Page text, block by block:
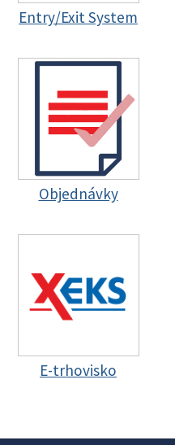
Entry/Exit System
Objednávky
E-trhovisko